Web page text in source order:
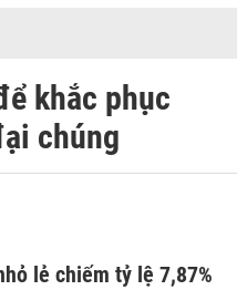
khắc phục
chúng
lẻ chiếm tỷ lệ 7,87%